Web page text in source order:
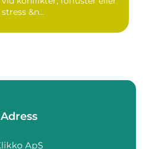
stress &n...
Adress